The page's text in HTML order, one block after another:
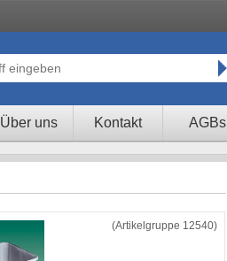
Über uns Kontakt AGBs
(Artikelgruppe 12540)